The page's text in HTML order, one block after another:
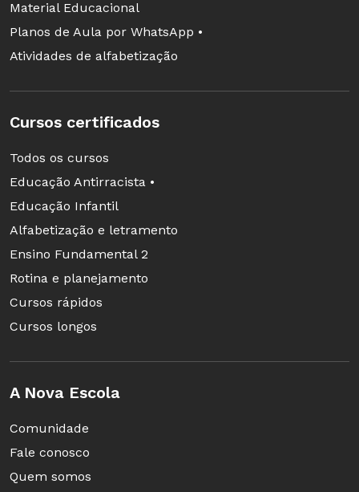
Material Educacional
Planos de Aula por WhatsApp •
Atividades de alfabetização
Cursos certificados
Todos os cursos
Educação Antirracista •
Educação Infantil
Alfabetização e letramento
Ensino Fundamental 2
Rotina e planejamento
Cursos rápidos
Cursos longos
A Nova Escola
Comunidade
Fale conosco
Quem somos